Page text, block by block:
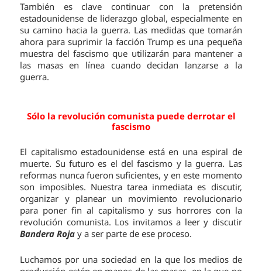
También es clave continuar con la pretensión
estadounidense de liderazgo global, especialmente en
su camino hacia la guerra. Las medidas que tomarán
ahora para suprimir la facción Trump es una pequeña
muestra del fascismo que utilizarán para mantener a
las masas en línea cuando decidan lanzarse a la
guerra.
Sólo la revolución comunista puede derrotar el
fascismo
El capitalismo estadounidense está en una espiral de
muerte. Su futuro es el del fascismo y la guerra. Las
reformas nunca fueron suficientes, y en este momento
son imposibles. Nuestra tarea inmediata es discutir,
organizar y planear un movimiento revolucionario
para poner fin al capitalismo y sus horrores con la
revolución comunista. Los invitamos a leer y discutir
Bandera Roja y a ser parte de ese proceso.
Luchamos por una sociedad en la que los medios de